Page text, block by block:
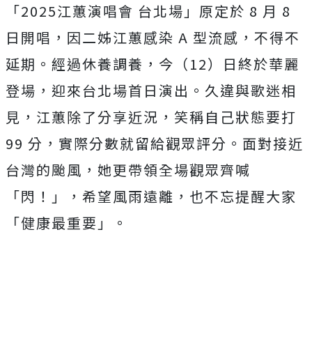
「2025江蕙演唱會 台北場」原定於 8 月 8
日開唱，因二姊江蕙感染 A 型流感，不得不
延期。經過休養調養，今（12）日終於華麗
登場，迎來台北場首日演出。久違與歌迷相
見，江蕙除了分享近況，笑稱自己狀態要打
99 分，實際分數就留給觀眾評分。面對接近
台灣的颱風，她更帶領全場觀眾齊喊
「閃！」，希望風雨遠離，也不忘提醒大家
「健康最重要」。